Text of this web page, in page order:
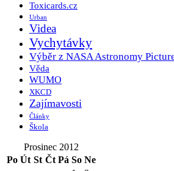
Toxicards.cz
Urban
Videa
Vychytávky
Výběr z NASA Astronomy
Věda
WUMO
XKCD
Zajímavosti
Články
Škola
Prosinec 2012
Po Út St Čt Pá So Ne